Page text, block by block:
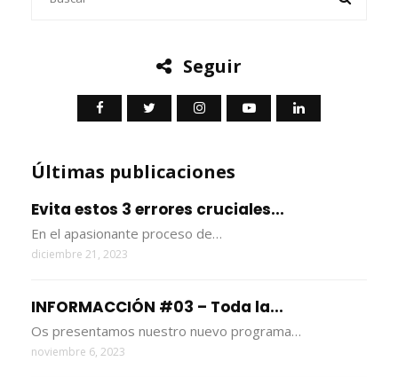
Seguir
Últimas publicaciones
Evita estos 3 errores cruciales...
En el apasionante proceso de…
diciembre 21, 2023
INFORMACCIÓN #03 – Toda la...
Os presentamos nuestro nuevo programa…
noviembre 6, 2023